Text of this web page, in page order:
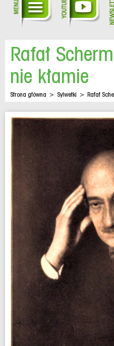
Rafał
nie kłamie
Strona główna > Sylwetki > Rafał